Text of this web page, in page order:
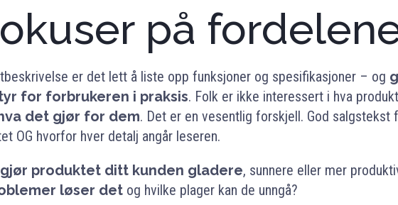
på
er det lett å liste opp funksjoner og spesifikasjoner – og
for forbrukeren i praksis. Folk er ikke interessert i hva
det gjør for dem. Det er en vesentlig forskjell. God salgstekst
OG hvorfor hver detalj angår leseren.
produktet ditt kunden gladere, sunnere eller mer
løser det og hvilke plager kan de unngå?